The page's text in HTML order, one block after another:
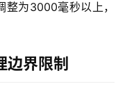
为3000毫秒以上，
边界限制